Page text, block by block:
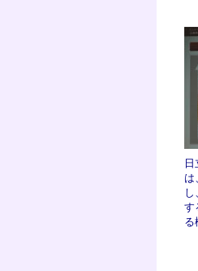
は
す
る